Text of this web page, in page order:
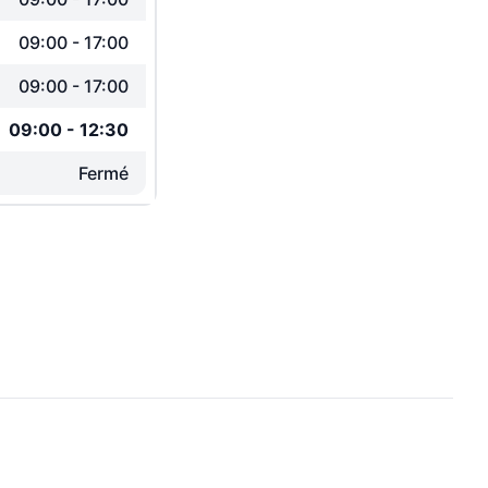
09:00 - 17:00
09:00 - 17:00
09:00 - 12:30
Fermé